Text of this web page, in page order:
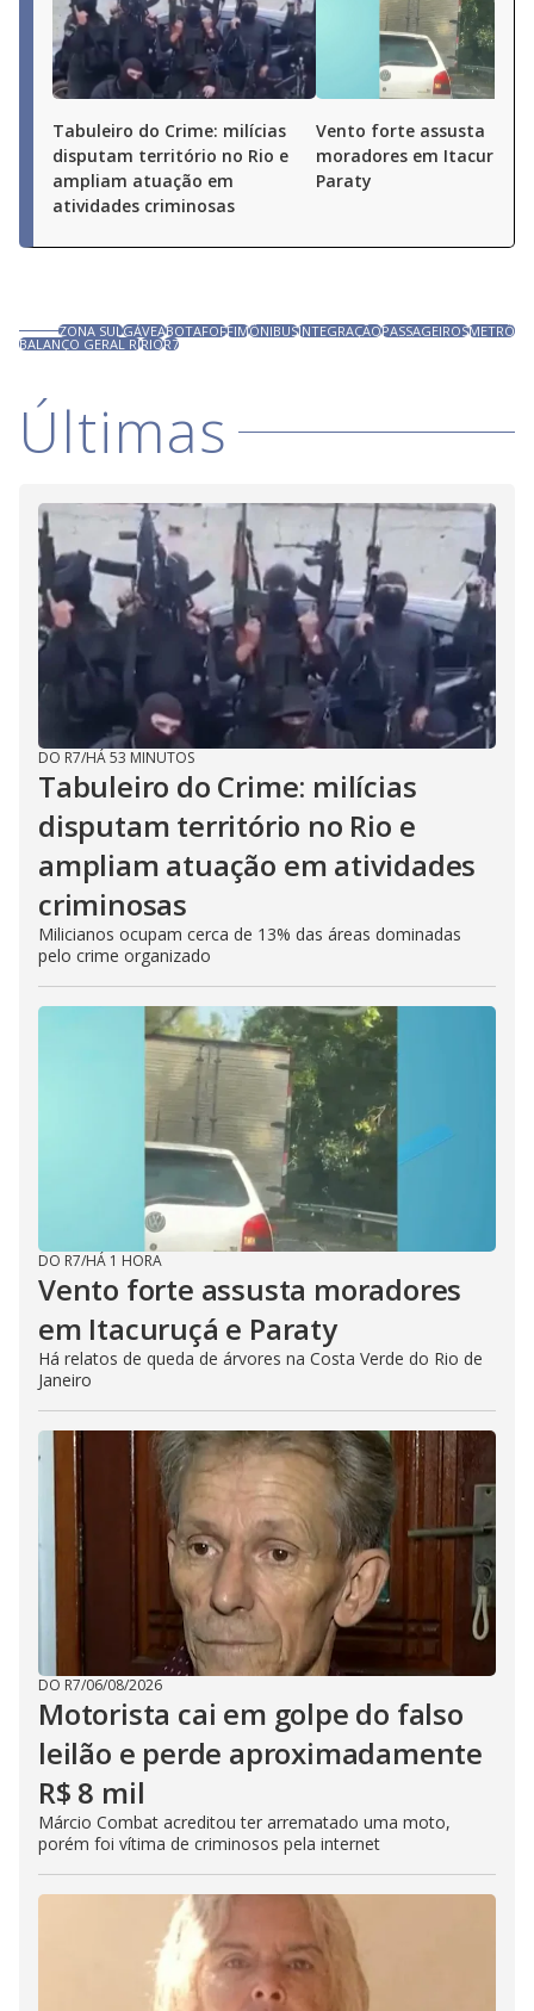
Tabuleiro do Crime: milícias
disputam território no Rio e
ampliam atuação em
atividades criminosas
Vento forte assusta
moradores em Itacuruçá
Paraty
ZONA SULGÁVEABOTAFOFFIMÔNIBUSINTEGRAÇÃOPASSAGEIROSMETRÔ
BALANÇO GERAL RJRIOR7
Últimas
DO R7/HÁ 53 MINUTOS
Tabuleiro do Crime: milícias
disputam território no Rio e
ampliam atuação em atividades
criminosas
Milicianos ocupam cerca de 13% das áreas dominadas
pelo crime organizado
DO R7/HÁ 1 HORA
Vento forte assusta moradores
em Itacuruçá e Paraty
Há relatos de queda de árvores na Costa Verde do Rio de
Janeiro
DO R7/06/08/2026
Motorista cai em golpe do falso
leilão e perde aproximadamente
R$ 8 mil
Márcio Combat acreditou ter arrematado uma moto,
porém foi vítima de criminosos pela internet